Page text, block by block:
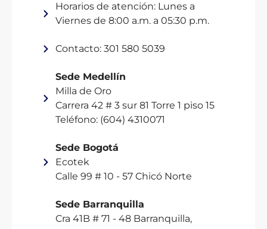
Horarios de atención: Lunes a
Viernes de 8:00 a.m. a 05:30 p.m.
Contacto: 301 580 5039
Sede Medellín
Milla de Oro
Carrera 42 # 3 sur 81 Torre 1 piso 15
Teléfono: (604) 4310071
Sede Bogotá
Ecotek
Calle 99 # 10 - 57 Chicó Norte
Sede Barranquilla
Cra 41B # 71 - 48 Barranquilla,